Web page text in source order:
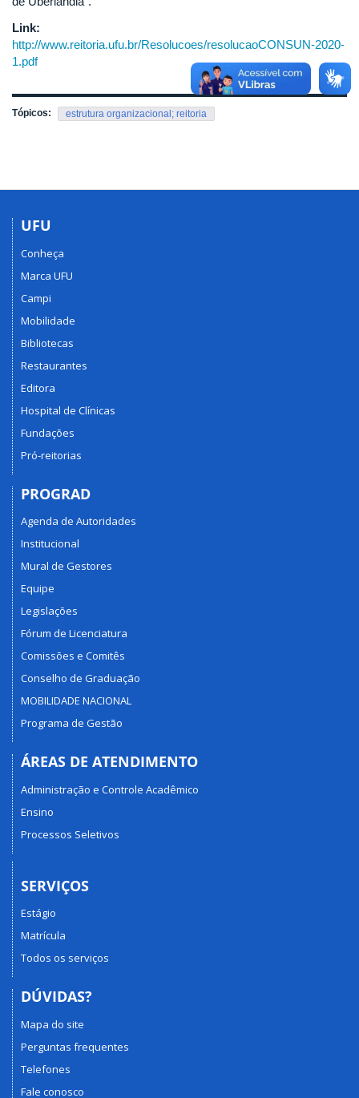
Link:
http://www.reitoria.ufu.br/Resolucoes/resolucaoCONSUN-2020-
1.pdf
Tópicos: estrutura organizacional; reitoria
UFU
Conheça
Marca UFU
Campi
Mobilidade
Bibliotecas
Restaurantes
Editora
Hospital de Clínicas
Fundações
Pró-reitorias
PROGRAD
Agenda de Autoridades
Institucional
Mural de Gestores
Equipe
Legislações
Fórum de Licenciatura
Comissões e Comitês
Conselho de Graduação
MOBILIDADE NACIONAL
Programa de Gestão
ÁREAS DE ATENDIMENTO
Administração e Controle Acadêmico
Ensino
Processos Seletivos
SERVIÇOS
Estágio
Matrícula
Todos os serviços
DÚVIDAS?
Mapa do site
Perguntas frequentes
Telefones
Fale conosco